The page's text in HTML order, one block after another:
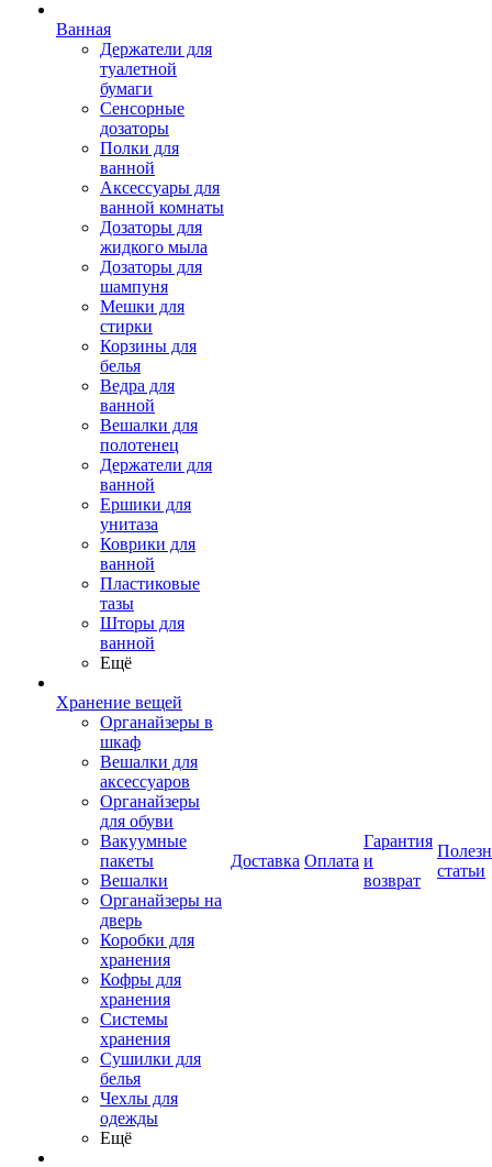
Ванная
Держатели для
туалетной
бумаги
Сенсорные
дозаторы
Полки для
ванной
Аксессуары для
ванной комнаты
Дозаторы для
жидкого мыла
Дозаторы для
шампуня
Мешки для
стирки
Корзины для
белья
Ведра для
ванной
Вешалки для
полотенец
Держатели для
ванной
Ершики для
унитаза
Коврики для
ванной
Пластиковые
тазы
Шторы для
ванной
Ещё
Хранение вещей
Органайзеры в
шкаф
Вешалки для
аксессуаров
Органайзеры
для обуви
Вакуумные
пакеты
Вешалки
Органайзеры на
дверь
Коробки для
хранения
Кофры для
хранения
Системы
хранения
Сушилки для
белья
Чехлы для
одежды
Ещё
Доставка Оплата
Гарантия
и
возврат
статьи